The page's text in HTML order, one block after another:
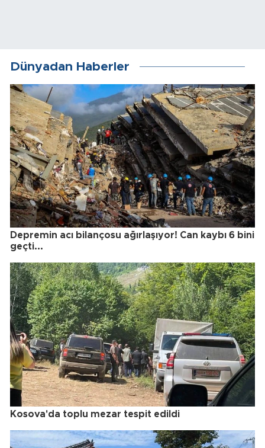
Dünyadan Haberler
Depremin acı bilançosu ağırlaşıyor! Can kaybı 6 bini
geçti...
Kosova'da toplu mezar tespit edildi